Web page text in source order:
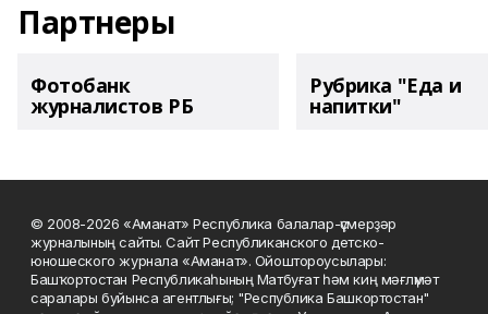
Партнеры
Фотобанк
журналистов РБ
Рубрика "Еда и
напитки"
© 2008-2026 «Аманат» Республика балалар-үҫмерҙәр
журналының сайты. Сайт Республиканского детско-
юношеского журнала «Аманат». Ойоштороусылары:
Башҡортостан Республикаһының Матбуғат һәм киң мәғлүмәт
саралары буйынса агентлығы; "Республика Башкортостан"